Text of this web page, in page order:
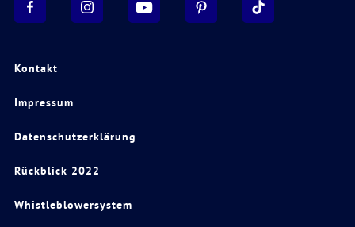
Kontakt
Impressum
Datenschutzerklärung
Rückblick 2022
Whistleblowersystem